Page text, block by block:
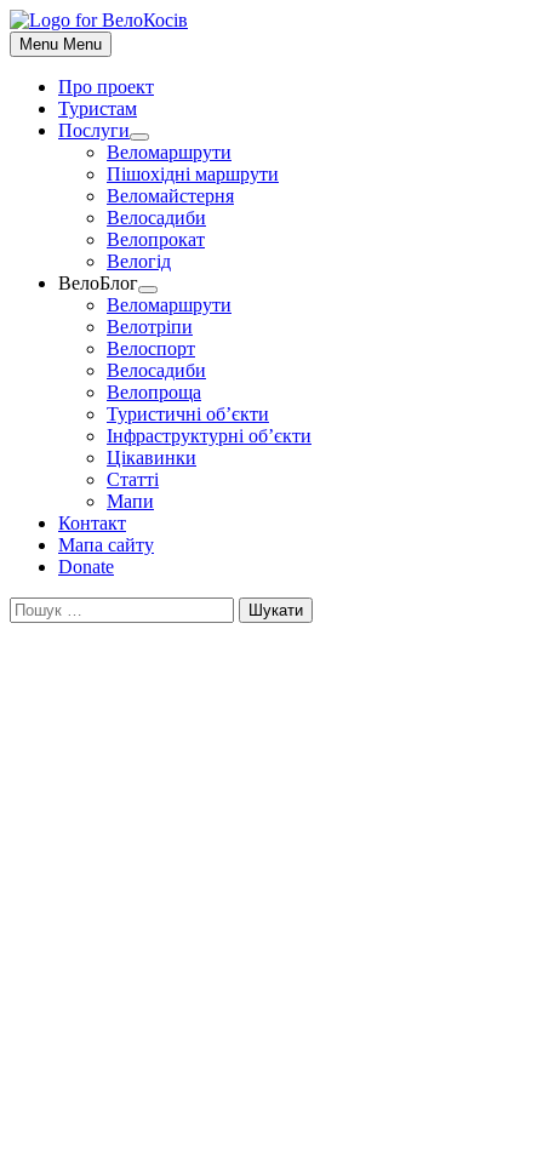
До
контенту
Menu Menu
Про проект
Туристам
Послуги
Show
sub
menu
Веломаршрути
Пішохідні маршрути
Веломайстерня
Велосадиби
Велопрокат
Велогід
ВелоБлог
Show
sub
menu
Веломаршрути
Велотріпи
Велоспорт
Велосадиби
Велопроща
Туристичні об’єкти
Інфраструктурні об’єкти
Цікавинки
Статті
Мапи
Контакт
Мапа сайту
Donate
Пошук: